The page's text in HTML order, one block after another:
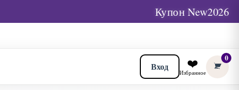
Купон New2026
Вход ❤️
Избранное
0